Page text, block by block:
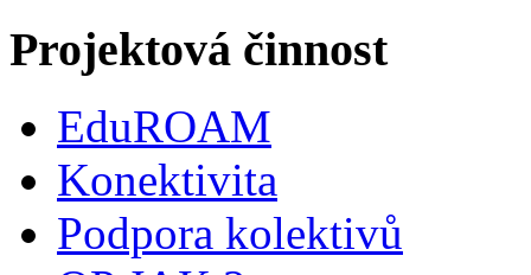
Projektová činnost
EduROAM
Konektivita
Podpora kolektivů